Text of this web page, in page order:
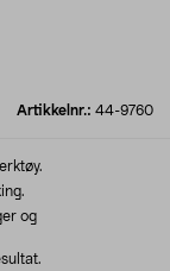
Artikkelnr.: 44-9760
og